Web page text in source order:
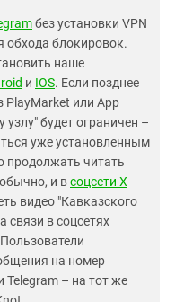
без установки VPN
обхода блокировок.
наше
и IOS. Если позднее
PlayMarket или App
узлу" будет ограничен –
уже установленным
продолжать читать
и всоцсети X
видео "Кавказского
связи в соцсетях
на номер
Telegram – на тот же